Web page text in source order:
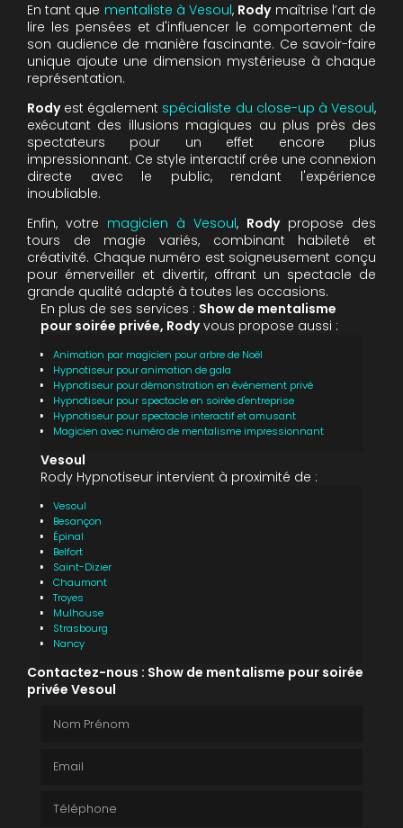
En tant que mentaliste à Vesoul, Rodymaîtrise l’art de
lire les pensées et d'influencer le comportement de
son audience de manière fascinante. Ce savoir-faire
unique ajoute une dimension mystérieuse à chaque
représentation.
Rodyest également spécialiste du close-up à Vesoul,
exécutant des illusions magiques au plus près des
spectateurs pour un effet encore plus
impressionnant. Ce style interactif crée une connexion
directe avec le public, rendant l'expérience
inoubliable.
Enfin, votre magicien à Vesoul, Rodypropose des
tours de magie variés, combinant habileté et
créativité. Chaque numéro est soigneusement conçu
pour émerveiller et divertir, offrant un spectacle de
grande qualité adapté à toutes les occasions.
En plus de ses services : Show de mentalisme
pour soirée privée, Rodyvous propose aussi :
Animation par magicien pour arbre de Noël
Hypnotiseur pour animation de gala
Hypnotiseur pour démonstration en événement privé
Hypnotiseur pour spectacle en soirée d'entreprise
Hypnotiseur pour spectacle interactif et amusant
Magicien avec numéro de mentalisme impressionnant
Vesoul
Rody Hypnotiseur intervient à proximité de :
Vesoul
Besançon
Épinal
Belfort
Saint-Dizier
Chaumont
Troyes
Mulhouse
Strasbourg
Nancy
Contactez-nous : Show de mentalisme pour soirée
privée Vesoul